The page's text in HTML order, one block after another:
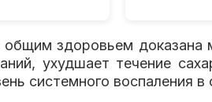
здоровьем доказана
ухудшает течение
системного воспаления